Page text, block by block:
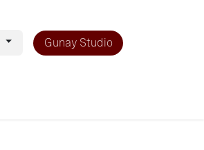
Gunay Studio